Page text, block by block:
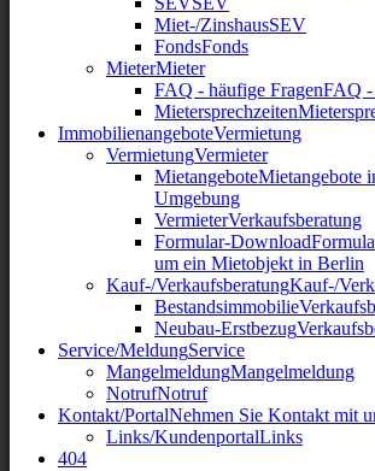
Miet-/ZinshausSEV
FondsFonds
MieterMieter
FAQ - häufige FragenFAQ -
Mietersprechzeiten
ImmobilienangeboteVermietung
VermietungVermieter
MietangeboteMietangebote
Umgebung
VermieterVerkaufsberatung
Formular-Download
um ein Mietobjekt in Berlin
Kauf-/VerkaufsberatungKauf-/
Bestandsimmobilie
Neubau-Erstbezug
Service/MeldungService
MangelmeldungMangelmeldung
NotrufNotruf
Kontakt/PortalNehmen Sie Kontakt mit
Links/KundenportalLinks
404